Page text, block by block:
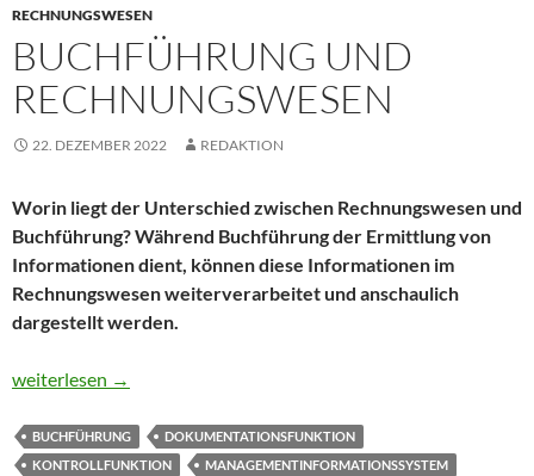
RECHNUNGSWESEN
BUCHFÜHRUNG UND
RECHNUNGSWESEN
22. DEZEMBER 2022 REDAKTION
Worin liegt der Unterschied zwischen Rechnungswesen und
Buchführung? Während Buchführung der Ermittlung von
Informationen dient, können diese Informationen im
Rechnungswesen weiterverarbeitet und anschaulich
dargestellt werden.
Buchführung und Rechnungswesen
weiterlesen →
BUCHFÜHRUNG
DOKUMENTATIONSFUNKTION
KONTROLLFUNKTION
MANAGEMENTINFORMATIONSSYSTEM